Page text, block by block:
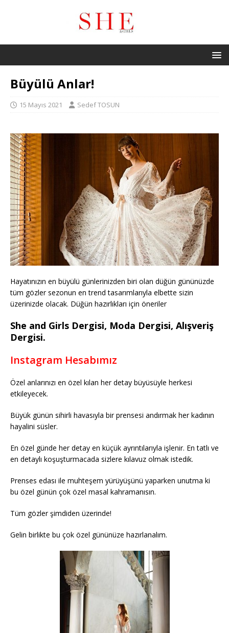
Büyülü Anlar!
15 Mayıs 2021 Sedef TOSUN
Hayatınızın en büyülü günlerinizden biri olan düğün gününüzde
tüm gözler sezonun en trend tasarımlarıyla elbette sizin
üzerinizde olacak. Düğün hazırlıkları için öneriler
She and Girls Dergisi, Moda Dergisi, Alışveriş
Dergisi.
Instagram Hesabımız
Özel anlarınızı en özel kılan her detay büyüsüyle herkesi
etkileyecek.
Büyük günün sihirli havasıyla bir prensesi andırmak her kadının
hayalini süsler.
En özel günde her detay en küçük ayrıntılarıyla işlenir. En tatlı ve
en detaylı koşuşturmacada sizlere kılavuz olmak istedik.
Prenses edası ile muhteşem yürüyüşünü yaparken unutma ki
bu özel günün çok özel masal kahramanısın.
Tüm gözler şimdiden üzerinde!
Gelin birlikte bu çok özel gününüze hazırlanalım.